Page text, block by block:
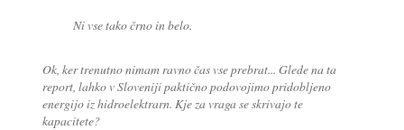
Ni vse tako črno in belo.
Ok, ker trenutno nimam ravno čas vse prebrat... Glede na ta
report, lahko v Sloveniji paktično podovojimo pridobljeno
energijo iz hidroelektrarn. Kje za vraga se skrivajo te
kapacitete?